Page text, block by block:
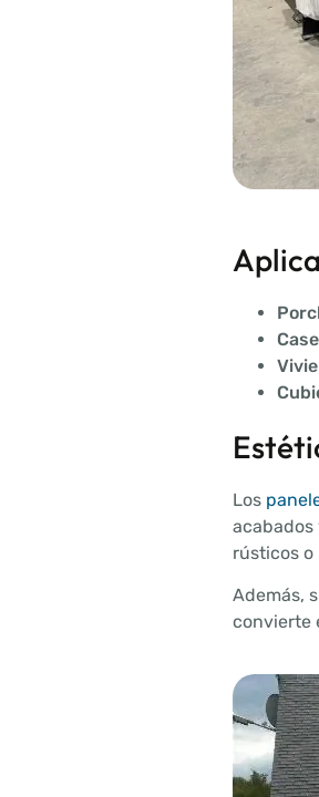
Los
acabados
rústicos o
Además,
convierte